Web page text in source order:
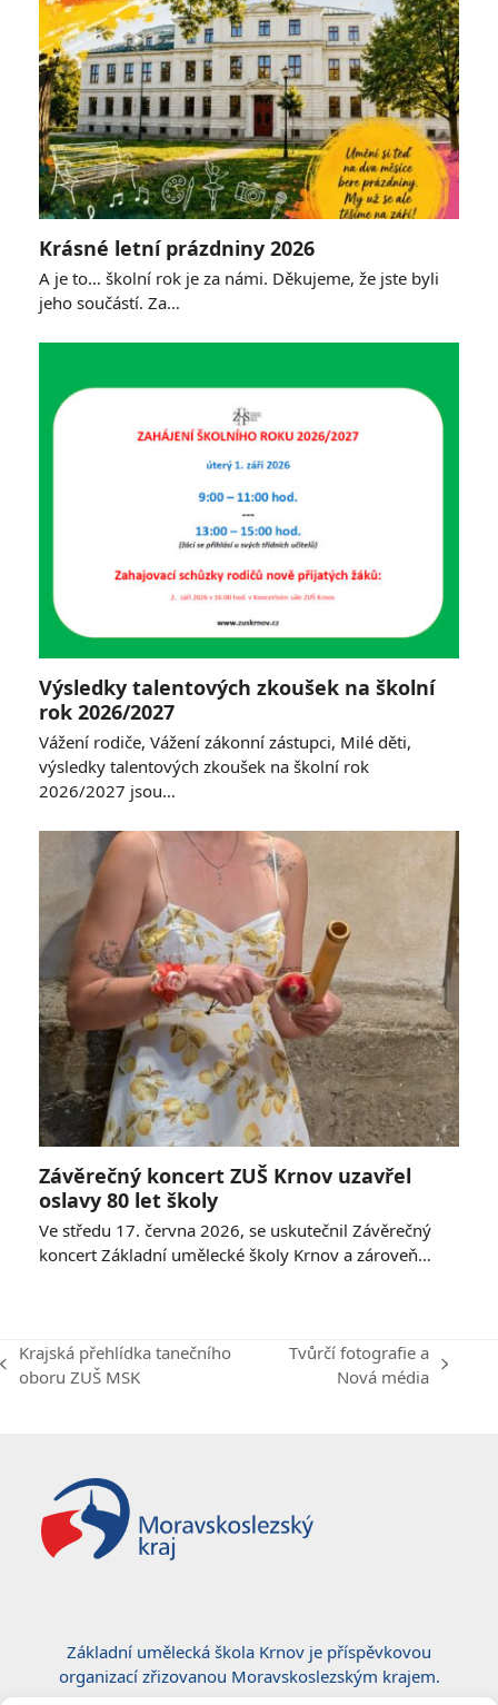
Krásné letní prázdniny 2026
A je to… školní rok je za námi. Děkujeme, že jste byli
jeho součástí. Za…
Výsledky talentových zkoušek na školní
rok 2026/2027
Vážení rodiče, Vážení zákonní zástupci, Milé děti,
výsledky talentových zkoušek na školní rok
2026/2027 jsou…
Závěrečný koncert ZUŠ Krnov uzavřel
oslavy 80 let školy
Ve středu 17. června 2026, se uskutečnil Závěrečný
koncert Základní umělecké školy Krnov a zároveň…
previous
Krajská přehlídka tanečního
oboru ZUŠ MSK
Tvůrčí fotografie a
Nová média
Základní umělecká škola Krnov je příspěvkovou
organizací zřizovanou Moravskoslezským krajem.